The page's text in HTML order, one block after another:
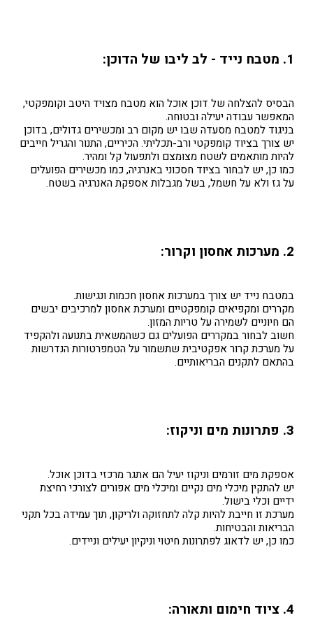
1. מטבח נייד - לב ליבו של הדוכן:
הבסיס להצלחה של דוכן אוכל הוא מטבח מצויד היטב וקומפקטי,
המאפשר עבודה יעילה ובטוחה.
בניגוד למטבח מסעדה שבו יש מקום רב ומכשירים גדולים, בדוכן
יש צורך בציוד קומפקטי ורב-תכליתי. הכיריים, התנור והגריל חייבים
להיות מותאמים לשטח מצומצם ולתפעול קל ומהיר.
כמו כן, יש לבחור בציוד חסכוני באנרגיה, כמו מכשירים הפועלים
על גז ולא על חשמל, בשל מגבלות אספקת האנרגיה בשטח.
2. מערכות אחסון וקרור:
במטבח נייד יש צורך במערכות אחסון חכמות ונגישות.
מקררים ומקפיאים קומפקטיים ומערכת אחסון למרכיבים יבשים
הם חיוניים לשמירה על טריות המזון.
חשוב לבחור במקררים הפועלים גם כשהמשאית בתנועה ולהקפיד
על מערכת קרור אפקטיבית שתשמור על הטמפרטורות הנדרשות
בהתאם לתקנים הבריאותיים.
3. פתרונות מים וניקוז:
אספקת מים זורמים וניקוז יעיל הם אתגר מרכזי בדוכן אוכל.
יש להתקין מיכלי מים נקיים ומיכלי מים אפורים לצורכי רחיצת
ידיים וכלי בישול.
מערכת זו חייבת להיות קלה לתחזוקה ולריקון, תוך עמידה בכל תקני
הבריאות והבטיחות.
כמו כן, יש לדאוג לפתרונות חיטוי וניקיון יעילים וניידים.
4. ציוד חימום ותאורה: